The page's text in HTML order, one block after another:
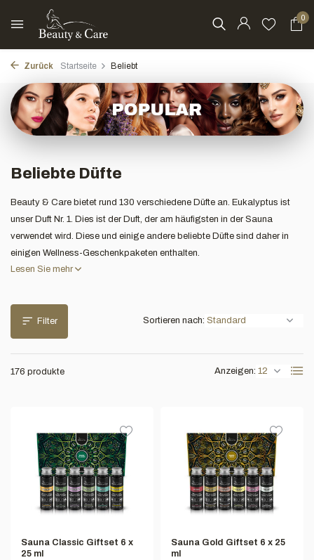
0
Zurück Startseite Beliebt
Beliebte Düfte
Beauty & Care bietet rund 130 verschiedene Düfte an. Eukalyptus ist
unser Duft Nr. 1. Dies ist der Duft, der am häufigsten in der Sauna
verwendet wird. Diese und einige andere beliebte Düfte sind daher in
einigen Wellness-Geschenkpaketen enthalten.
Lesen Sie mehr
Filter
176 produkte Anzeigen:
Sortieren nach:
Sauna Classic Giftset 6 x
25 ml
Sauna Gold Giftset 6 x 25
ml